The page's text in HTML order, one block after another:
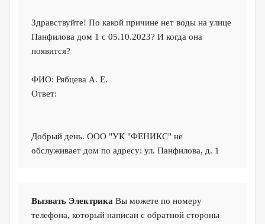
Здравствуйте! По какой причине нет воды на улице
Панфилова дом 1 с 05.10.2023? И когда она
появится?
ФИО: Рябцева А. Е.
Ответ:
Добрый день. ООО "УК "ФЕНИКС" не
обслуживает дом по адресу: ул. Панфилова, д. 1
Вызвать Электрика Вы можете по номеру
телефона, который написан с обратной стороны